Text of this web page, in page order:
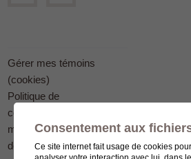
Gérer mes témoins
(cookies)
Politique de
confidentialité en
matière
de protection des
Consentement aux
Ce site internet fait usage de cookies